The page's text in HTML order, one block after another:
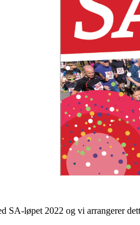
SA-løpet 2022 og vi arrangerer